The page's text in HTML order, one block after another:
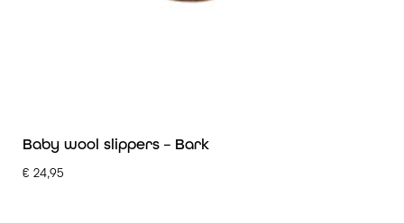
Baby wool slippers – Bark
€ 24,95